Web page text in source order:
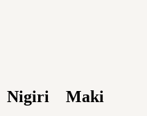
Nigiri Maki